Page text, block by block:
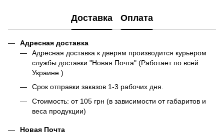
Доставка Оплата
Адресная доставка
Адресная доставка к дверям производится курьером
службы доставки "Новая Почта" (Работает по всей
Украине.)
Срок отправки заказов 1-3 рабочих дня.
Стоимость: от 105 грн (в зависимости от габаритов и
веса продукции)
Новая Почта